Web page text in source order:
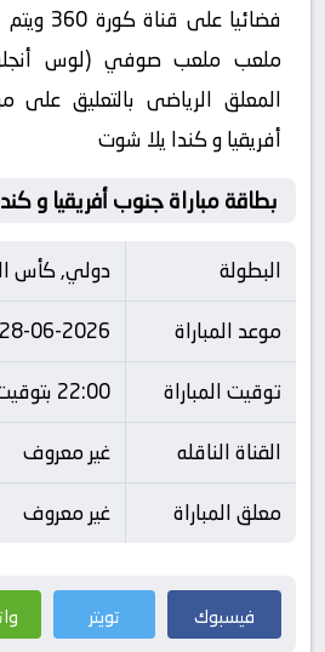
فضائيا
ملعب ملعب صوفي (لوس
المعلق الرياضى بالتعليق على
أفريقيا و كندا يلا شوت
بطاقة مباراة جنوب أفريقيا و
البطولة
دولي, كأس
موعد المباراة
28-06-2026
توقيت المباراة
22:00 بتوقيت Asia/Riyadh
القناة الناقله
غير معروف
معلق المباراة
غير معروف
فيسبوك تويتر